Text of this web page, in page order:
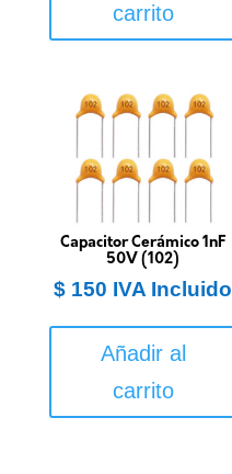
carrito
Capacitor Cerámico 1nF
50V (102)
$ 150 IVA Incluido
Añadir al
carrito